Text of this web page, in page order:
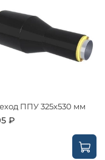
ППУ 325х530 мм
₽